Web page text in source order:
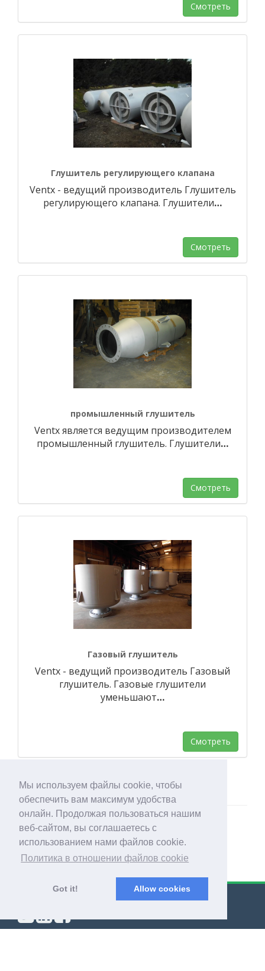
Мы используем файлы cookie, чтобы
обеспечить вам максимум удобства
онлайн. Продолжая пользоваться нашим
веб-сайтом, вы соглашаетесь с
использованием нами файлов cookie.
Политика в отношении файлов cookie
Got it! Allow cookies
Смотреть
Глушитель регулирующего клапана
Ventx - ведущий производитель Глушитель
регулирующего клапана. Глушители…
Смотреть
промышленный глушитель
Ventx является ведущим производителем
промышленный глушитель. Глушители…
Смотреть
Газовый глушитель
Ventx - ведущий производитель Газовый
глушитель. Газовые глушители
уменьшают…
Смотреть
© Export Worldwide 2026